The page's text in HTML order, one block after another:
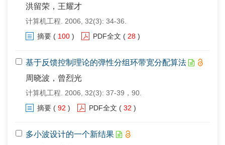
洪留荣，王耀才
计算机工程. 2006, 32(3): 34-36.
摘要 ( 100 ) PDF全文 ( 28 )
基于反馈控制理论的弹性分组环带宽分配算法
周晓波，曾烈光
计算机工程. 2006, 32(3): 37-39，90.
摘要 ( 92 ) PDF全文 ( 32 )
多小波设计的一个新结果